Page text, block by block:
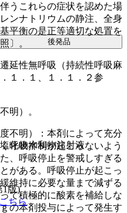
うこれらの症状を認めた場
ンナトリウムの静注、全身
平衡の是正等適切な処置を
〕。
延性無呼吸（持続性呼吸麻
１．１、１．１．２参
明）。
不明）：本剤によって充分
呼吸抑制が起こらないよう
、呼吸停止を警戒しすぎる
がある。呼吸停止が起こっ
維持に必要な量まで減ずる
て積極的に酸素を補給しな
の本剤投与によって発生す
後発品
化物水和物注射液
1版)
ちら